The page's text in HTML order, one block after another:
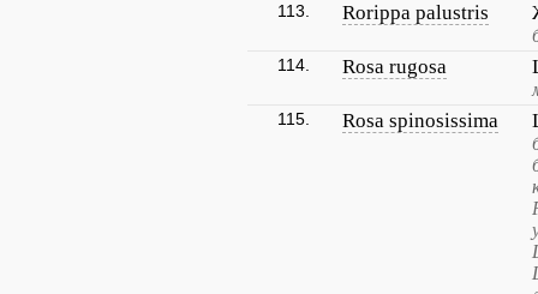
113. Rorippa palustris
114. Rosa rugosa
115. Rosa spinosissima